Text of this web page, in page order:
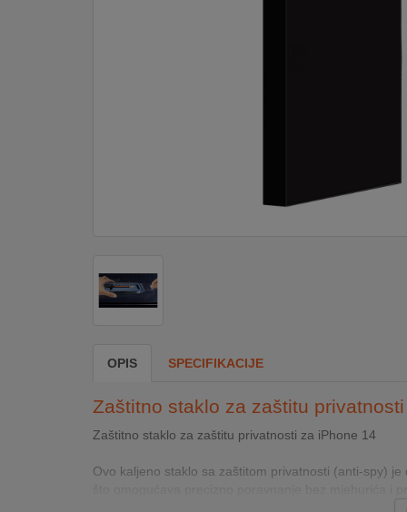
KLIMATIZACIJA
OPIS SPECIFIKACIJE
Zaštitno staklo za zaštitu
Zaštitno staklo za zaštitu privatnosti za iPhone 14
Ovo kaljeno staklo sa zaštitom privatnosti (anti-spy)